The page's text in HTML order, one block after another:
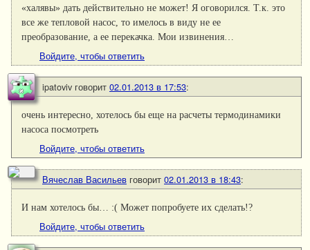
«халявы» дать действительно не может! Я оговорился. Т.к. это
все же тепловой насос, то имелось в виду не ее
преобразование, а ее перекачка. Мои извинения…
Войдите, чтобы ответить
ipatoviv говорит 02.01.2013 в 17:53:
очень интересно, хотелось бы еще на расчеты термодинамики
насоса посмотреть
Войдите, чтобы ответить
Вячеслав Васильев говорит 02.01.2013 в 18:43:
И нам хотелось бы… :( Может попробуете их сделать!?
Войдите, чтобы ответить